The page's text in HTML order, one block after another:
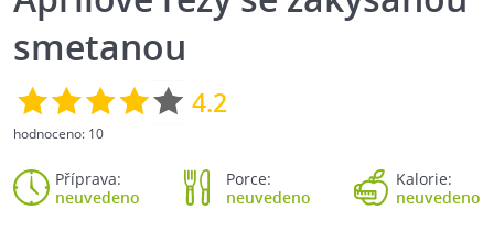
smetanou
4.2
hodnoceno: 10
Příprava:
neuvedeno
Porce:
neuvedeno
Kalorie:
neuvedeno